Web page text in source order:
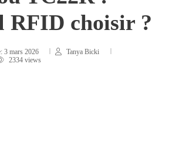
RFID choisir ?
3 mars 2026
Tanya Bicki
2334 views